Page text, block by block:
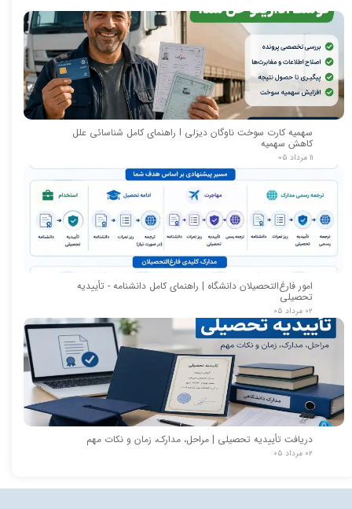
سهمیه کارت سوخت ناوگان دیزلی I راهنمای کامل شناسائی علل
کاهش سهمیه
۱۱ مرداد ۰۵
امور فارغ‌التحصیلان دانشگاه | راهنمای کامل دانشنامه - تأییدیه
تحصیلی
۰۲ مرداد ۰۵
دریافت تأییدیه تحصیلی | مراحل، مدارک، زمان و نکات مهم
۰۲ مرداد ۰۵